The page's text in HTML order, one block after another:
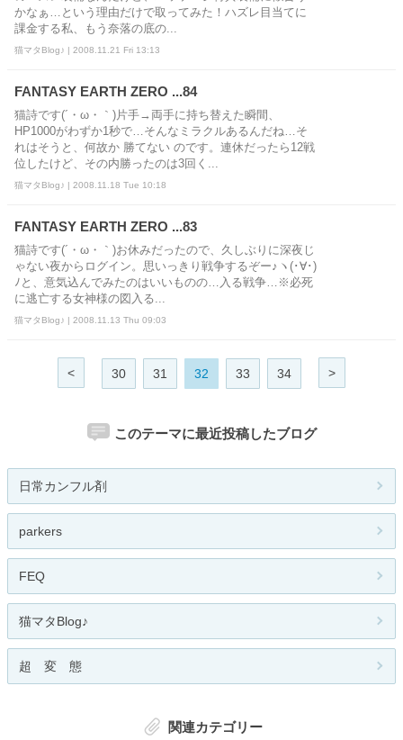
かなぁ…という理由だけで取ってみた！ハズレ目当てに
課金する私、もう奈落の底の...
猫マタBlog♪ | 2008.11.21 Fri 13:13
FANTASY EARTH ZERO ...84
猫詩です(´・ω・｀)片手→両手に持ち替えた瞬間、
HP1000がわずか1秒で…そんなミラクルあるんだね…そ
れはそうと、何故か 勝てない のです。連休だったら12戦
位したけど、その内勝ったのは3回く...
猫マタBlog♪ | 2008.11.18 Tue 10:18
FANTASY EARTH ZERO ...83
猫詩です(´・ω・｀)お休みだったので、久しぶりに深夜じ
ゃない夜からログイン。思いっきり戦争するぞー♪ヽ(･∀･)
ﾉと、意気込んでみたのはいいものの…入る戦争…※必死
に逃亡する女神様の図入る...
猫マタBlog♪ | 2008.11.13 Thu 09:03
< 30 31 32 33 34 >
このテーマに最近投稿したブログ
日常カンフル剤
parkers
FEQ
猫マタBlog♪
超 変 態
関連カテゴリー